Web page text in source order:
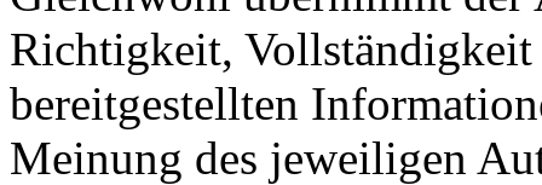
Richtigkeit,
bereitgestellten
Meinung des jeweiligen